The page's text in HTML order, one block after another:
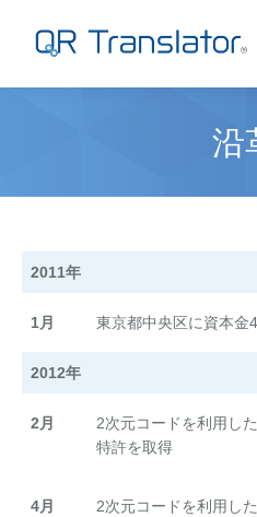
QR Translatorについて
沿
2011年
1月 東京都中央区に資本金
2012年
2月
2次元コードを利用し
特許を取得
4月
2次元コードを利用し